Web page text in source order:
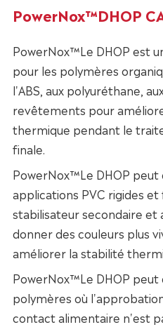
PowerNox™DHOP
PowerNox™Le DHOP est
pour les polymères
l'ABS, aux polyuréthane,
revêtements pour
thermique pendant le
finale.
PowerNox™Le DHOP peut
applications PVC rigides
stabilisateur secondaire
donner des couleurs plus
améliorer la stabilité
PowerNox™Le DHOP peut
polymères où
contact alimentaire n'est